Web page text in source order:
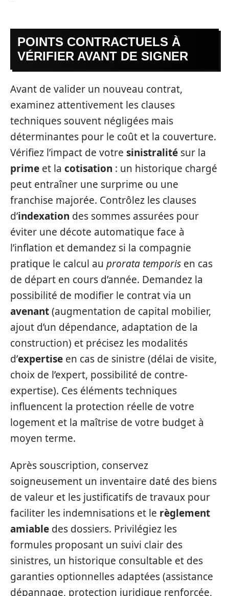
POINTS CONTRACTUELS À
VÉRIFIER AVANT DE SIGNER
Avant de valider un nouveau contrat,
examinez attentivement les clauses
techniques souvent négligées mais
déterminantes pour le coût et la couverture.
Vérifiez l’impact de votre sinistralité sur la
prime et la cotisation : un historique chargé
peut entraîner une surprime ou une
franchise majorée. Contrôlez les clauses
d’indexation des sommes assurées pour
éviter une décote automatique face à
l’inflation et demandez si la compagnie
pratique le calcul au prorata temporis en cas
de départ en cours d’année. Demandez la
possibilité de modifier le contrat via un
avenant(augmentation de capital mobilier,
ajout d’un dépendance, adaptation de la
construction) et précisez les modalités
d’expertise en cas de sinistre (délai de visite,
choix de l’expert, possibilité de contre-
expertise). Ces éléments techniques
influencent la protection réelle de votre
logement et la maîtrise de votre budget à
moyen terme.
Après souscription, conservez
soigneusement un inventaire daté des biens
de valeur et les justificatifs de travaux pour
faciliter les indemnisations et le règlement
amiable des dossiers. Privilégiez les
formules proposant un suivi clair des
sinistres, un historique consultable et des
garanties optionnelles adaptées (assistance
dépannage, protection juridique renforcée,